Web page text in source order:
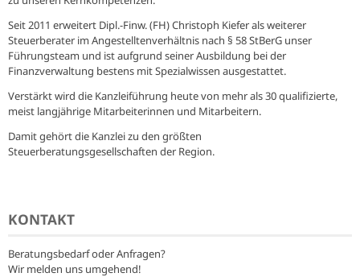
Seit 2011 erweitert Dipl.-Finw. (FH) Christoph Kiefer als weiterer
Steuerberater im Angestelltenverhältnis nach § 58 StBerG unser
Führungsteam und ist aufgrund seiner Ausbildung bei der
Finanzverwaltung bestens mit Spezialwissen ausgestattet.
Verstärkt wird die Kanzleiführung heute von mehr als 30 qualifizierte,
meist langjährige Mitarbeiterinnen und Mitarbeitern.
Damit gehört die Kanzlei zu den größten
Steuerberatungsgesellschaften der Region.
KONTAKT
Beratungsbedarf oder Anfragen?
Wir melden uns umgehend!